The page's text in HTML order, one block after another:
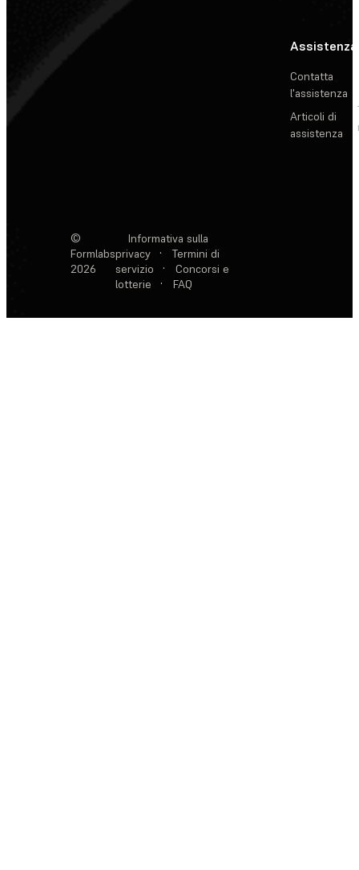
Assistenza
Contatta
l'assistenza
Articoli di
assistenza
©
Formlabs
2026
Informativa sulla
privacy
·
Termini di
servizio
·
Concorsi e
lotterie
· FAQ